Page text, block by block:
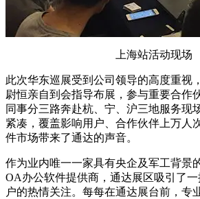
上海站活动现场
此次华东巡展受到公司领导的高度重视
尉恒亲自到会指导布展，参与重要合作
同事分三路奔赴杭、宁、沪三地服务现
紧凑，覆盖影响用户、合作伙伴上万人
件市场带来了通达的声音。
作为业内唯一一家具有央企及军工背景
OA办公软件提供商，通达展区吸引了
户的热情关注。每每在通达展台前，专